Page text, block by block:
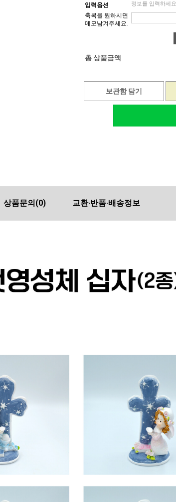
입력옵션 정보를 입력하세요
축복을 원하시면
메모남겨주세요.
총 상품금액
보관함 담기
상품문의(0) 교환·반품·배송정보